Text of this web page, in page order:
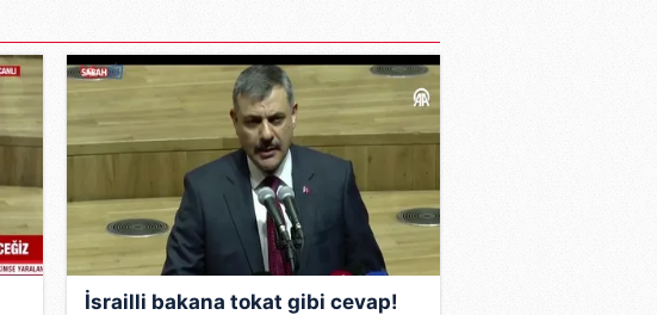
İsrailli bakana tokat gibi cevap!